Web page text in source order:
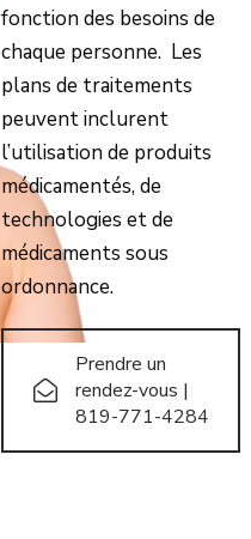
fonction des besoins de
chaque personne. Les
plans de traitements
peuvent inclurent
l’utilisation de produits
médicamentés, de
technologies et de
médicaments sous
ordonnance.
Prendre un
rendez-vous |
819-771-4284